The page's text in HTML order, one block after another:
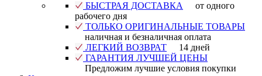
БЫСТРАЯ ДОСТАВКА
от одного
рабочего дня
ТОЛЬКО ОРИГИНАЛЬНЫЕ ТОВАРЫ
наличная и безналичная оплата
ЛЕГКИЙ ВОЗВРАТ
14 дней
ГАРАНТИЯ ЛУЧШЕЙ ЦЕНЫ
Предложим лучшие условия покупки